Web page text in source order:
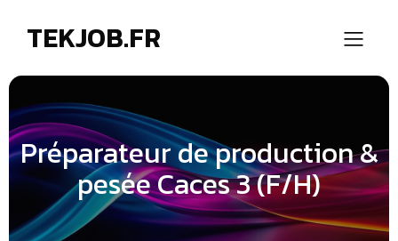
TEKJOB.FR
Préparateur de production &
pesée Caces 3 (F/H)